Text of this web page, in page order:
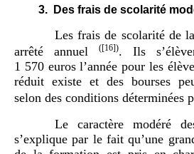
3. Des frais de scolarité
Les frais de scolarité de
arrêté annuel
([16]). Ils
1 570 euros l’année pour les
réduit existe et des bourses
selon des conditions déterminées
Le caractère modéré
s’explique par le fait qu’une